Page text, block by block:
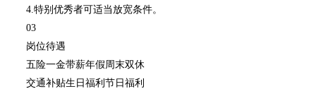
4.特别优秀者可适当放宽条件。
03
岗位待遇
五险一金带薪年假周末双休
交通补贴生日福利节日福利